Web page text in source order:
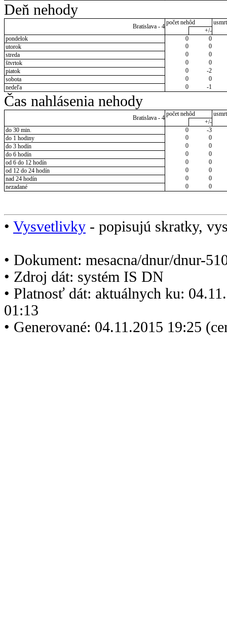
Deň nehody
Bratislava - 4
počet nehôd
+/-
pondelok
0
0
utorok
0
0
streda
0
0
štvrtok
0
0
piatok
0
-2
sobota
0
0
nedeľa
0 -1
Čas nahlásenia nehody
Bratislava - 4
počet nehôd
+/-
do 30 min.
0
-3
do 1 hodiny
0
0
do 3 hodín
0
0
do 6 hodín
0
0
od 6 do 12 hodín
0
0
od 12 do 24 hodín
0
0
nad 24 hodín
0
0
nezadané
0 0
• Vysvetlivky - popisujú skratky,
• Dokument: mesacna/dnur/dnur-
• Zdroj dát: systém IS DN
• Platnosť dát: aktuálnych ku:
01:13
• Generované: 04.11.2015 19:25